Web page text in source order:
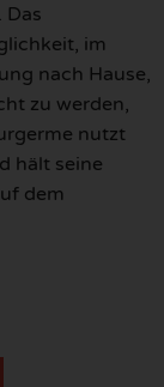
im
nach Hause,
zu werden,
nutzt
hält seine
dem